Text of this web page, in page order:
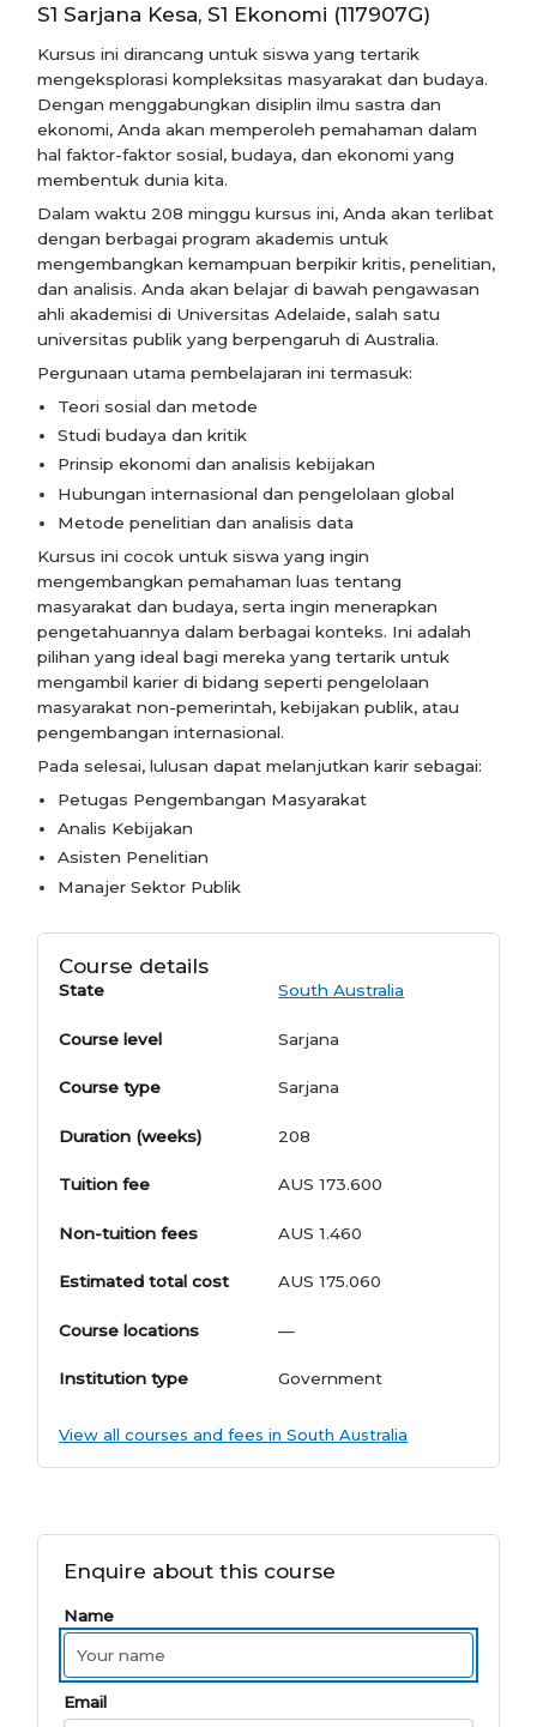
S1 Sarjana Kesa, S1 Ekonomi (117907G)
Kursus ini dirancang untuk siswa yang tertarik
mengeksplorasi kompleksitas masyarakat dan budaya.
Dengan menggabungkan disiplin ilmu sastra dan
ekonomi, Anda akan memperoleh pemahaman dalam
hal faktor-faktor sosial, budaya, dan ekonomi yang
membentuk dunia kita.
Dalam waktu 208 minggu kursus ini, Anda akan terlibat
dengan berbagai program akademis untuk
mengembangkan kemampuan berpikir kritis, penelitian,
dan analisis. Anda akan belajar di bawah pengawasan
ahli akademisi di Universitas Adelaide, salah satu
universitas publik yang berpengaruh di Australia.
Pergunaan utama pembelajaran ini termasuk:
Teori sosial dan metode
Studi budaya dan kritik
Prinsip ekonomi dan analisis kebijakan
Hubungan internasional dan pengelolaan global
Metode penelitian dan analisis data
Kursus ini cocok untuk siswa yang ingin
mengembangkan pemahaman luas tentang
masyarakat dan budaya, serta ingin menerapkan
pengetahuannya dalam berbagai konteks. Ini adalah
pilihan yang ideal bagi mereka yang tertarik untuk
mengambil karier di bidang seperti pengelolaan
masyarakat non-pemerintah, kebijakan publik, atau
pengembangan internasional.
Pada selesai, lulusan dapat melanjutkan karir sebagai:
Petugas Pengembangan Masyarakat
Analis Kebijakan
Asisten Penelitian
Manajer Sektor Publik
Course details
State South Australia
Course level Sarjana
Course type Sarjana
Duration (weeks) 208
Tuition fee AUS 173.600
Non-tuition fees AUS 1.460
Estimated total cost AUS 175.060
Course locations —
Institution type Government
View all courses and fees in South Australia
Enquire about this course
Name
Email